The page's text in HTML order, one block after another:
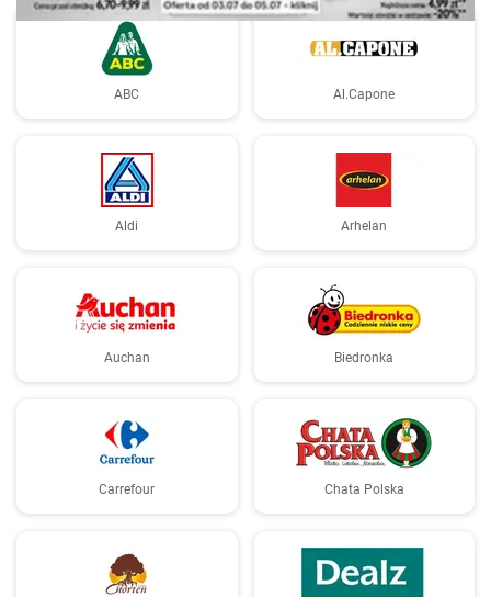
ABC Al.Capone
Aldi Arhelan
Auchan Biedronka
Carrefour Chata Polska